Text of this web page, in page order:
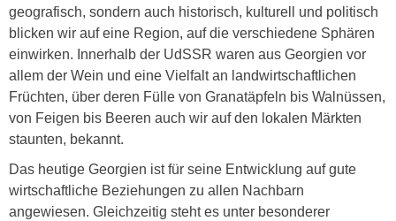
geografisch, sondern auch historisch, kulturell und politisch
blicken wir auf eine Region, auf die verschiedene Sphären
einwirken. Innerhalb der UdSSR waren aus Georgien vor
allem der Wein und eine Vielfalt an landwirtschaftlichen
Früchten, über deren Fülle von Granatäpfeln bis Walnüssen,
von Feigen bis Beeren auch wir auf den lokalen Märkten
staunten, bekannt.
Das heutige Georgien ist für seine Entwicklung auf gute
wirtschaftliche Beziehungen zu allen Nachbarn
angewiesen. Gleichzeitig steht es unter besonderer